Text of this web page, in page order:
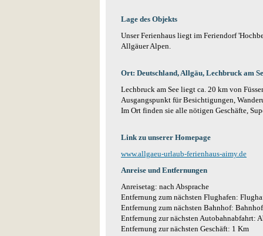
Lage des Objekts
Unser Ferienhaus liegt im Feriendorf
Allgäuer Alpen.
Ort: Deutschland, Allgäu, Lechbruck am
Lechbruck am See liegt ca. 20 km von
Ausgangspunkt für Besichtigungen,
Im Ort finden sie alle nötigen Geschäfte,
Link zu unserer Homepage
www.allgaeu-urlaub-ferienhaus-aimy.de
Anreise und Entfernungen
Anreisetag: nach Absprache
Entfernung zum nächsten Flughafen:
Entfernung zum nächsten Bahnhof:
Entfernung zur nächsten Autobahnabfahrt:
Entfernung zur nächsten Geschäft: 1 Km